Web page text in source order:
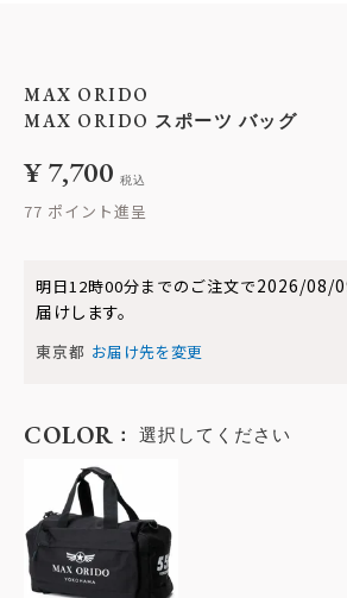
MAX ORIDO
MAX ORIDO スポーツ バッグ
¥7,700 税込
77
明日12時00分までのご注文で2026/08/09
届けします。
東京都 お届け先を変更
COLOR 選択してください